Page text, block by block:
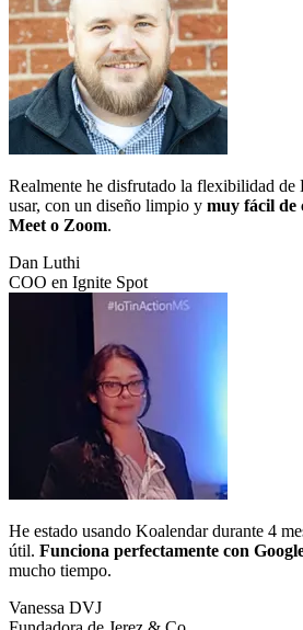
Realmente he disfrutado la flexibilidad de
usar, con un diseño limpio y muy fácil de
Meet o Zoom.
Dan Luthi
COO en Ignite Spot
He estado usando Koalendar durante 4
útil. Funciona perfectamente con
mucho tiempo.
Vanessa DVJ